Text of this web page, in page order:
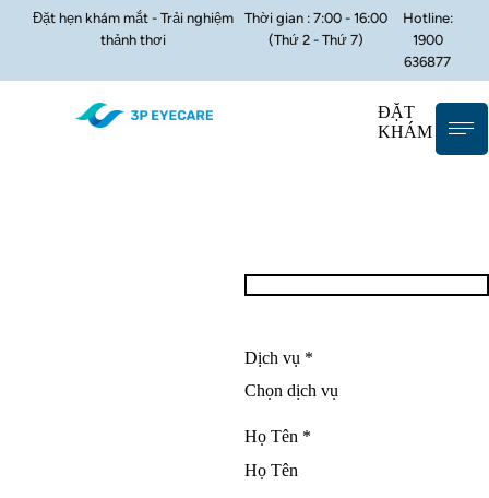
Đặt hẹn khám mắt - Trải nghiệm
thảnh thơi
Thời gian : 7:00 - 16:00
(Thứ 2 - Thứ 7)
Hotline:
1900
636877
ĐẶT
KHÁM
Dịch vụ *
Họ Tên *